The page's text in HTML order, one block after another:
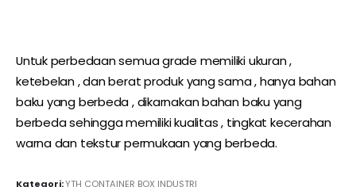
Untuk perbedaan semua grade memiliki ukuran ,
ketebelan , dan berat produk yang sama , hanya bahan
baku yang berbeda , dikarnakan bahan baku yang
berbeda sehingga memiliki kualitas , tingkat kecerahan
warna dan tekstur permukaan yang berbeda.
Kategori:YTH CONTAINER BOX INDUSTRI